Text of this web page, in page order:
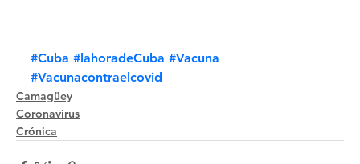
#Cuba #lahoradeCuba #Vacuna
#Vacunacontraelcovid
Camagüey
Coronavirus
Crónica